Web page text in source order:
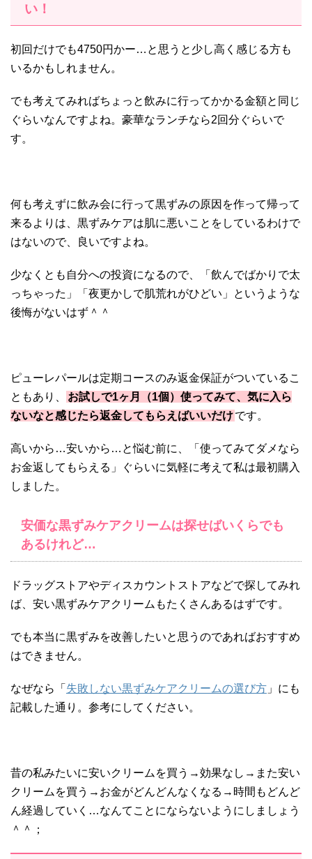
い！
初回だけでも4750円かー…と思うと少し高く感じる方も
いるかもしれません。
でも考えてみればちょっと飲みに行ってかかる金額と同じ
ぐらいなんですよね。豪華なランチなら2回分ぐらいで
す。
何も考えずに飲み会に行って黒ずみの原因を作って帰って
来るよりは、黒ずみケアは肌に悪いことをしているわけで
はないので、良いですよね。
少なくとも自分への投資になるので、「飲んでばかりで太
っちゃった」「夜更かしで肌荒れがひどい」というような
後悔がないはず＾＾
ピューレパールは定期コースのみ返金保証がついているこ
ともあり、
お試しで1ヶ月（1個）使ってみて、気に入ら
ないなと感じたら返金してもらえばいいだけです。
高いから…安いから…と悩む前に、「使ってみてダメなら
お金返してもらえる」ぐらいに気軽に考えて私は最初購入
しました。
安価な黒ずみケアクリームは探せばいくらでも
あるけれど…
ドラッグストアやディスカウントストアなどで探してみれ
ば、安い黒ずみケアクリームもたくさんあるはずです。
でも本当に黒ずみを改善したいと思うのであればおすすめ
はできません。
なぜなら「 失敗しない黒ずみケアクリームの選び方 」にも
記載した通り。参考にしてください。
昔の私みたいに安いクリームを買う→効果なし→また安い
クリームを買う→お金がどんどんなくなる→時間もどんど
ん経過していく…なんてことにならないようにしましょう
＾＾；